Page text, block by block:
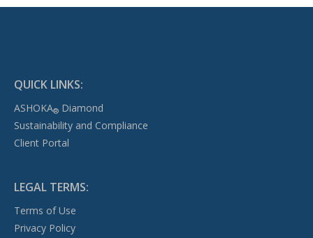
QUICK LINKS:
ASHOKA®Diamond
Sustainability and Compliance
Client Portal
LEGAL TERMS:
Terms of Use
Privacy Policy